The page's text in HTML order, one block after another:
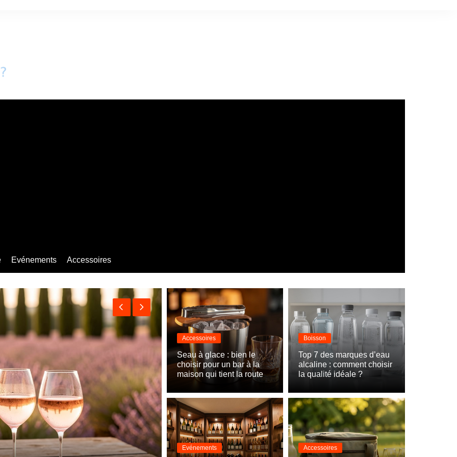
Mocktail
Evénements Accessoires
Accessoires
Accessoires
Seau à glace : bien le
choisir pour un bar à la
maison qui tient la route
Boisson
Top 7 des marques d’eau
alcaline : comment choisir
la qualité idéale ?
Evénements Accessoires